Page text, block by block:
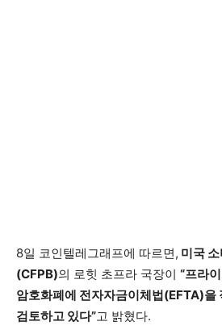
8일 코인텔레그래프에 따르면, 미국
(CFPB)의 로힛 초프라 국장이 “프라
암호화폐에 전자자금이체법(EFTA)을
검토하고 있다”고 밝혔다.